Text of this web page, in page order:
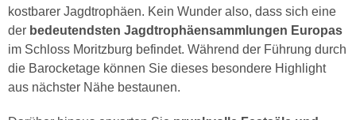
kostbarer Jagdtrophäen. Kein Wunder also, dass sich eine
der bedeutendsten Jagdtrophäensammlungen Europas
im Schloss Moritzburg befindet. Während der Führung durch
die Barocketage können Sie dieses besondere Highlight
aus nächster Nähe bestaunen.